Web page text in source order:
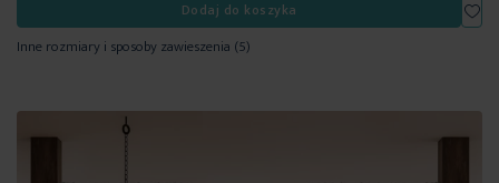
Dodaj do koszyka
Inne rozmiary i sposoby zawieszenia (5)